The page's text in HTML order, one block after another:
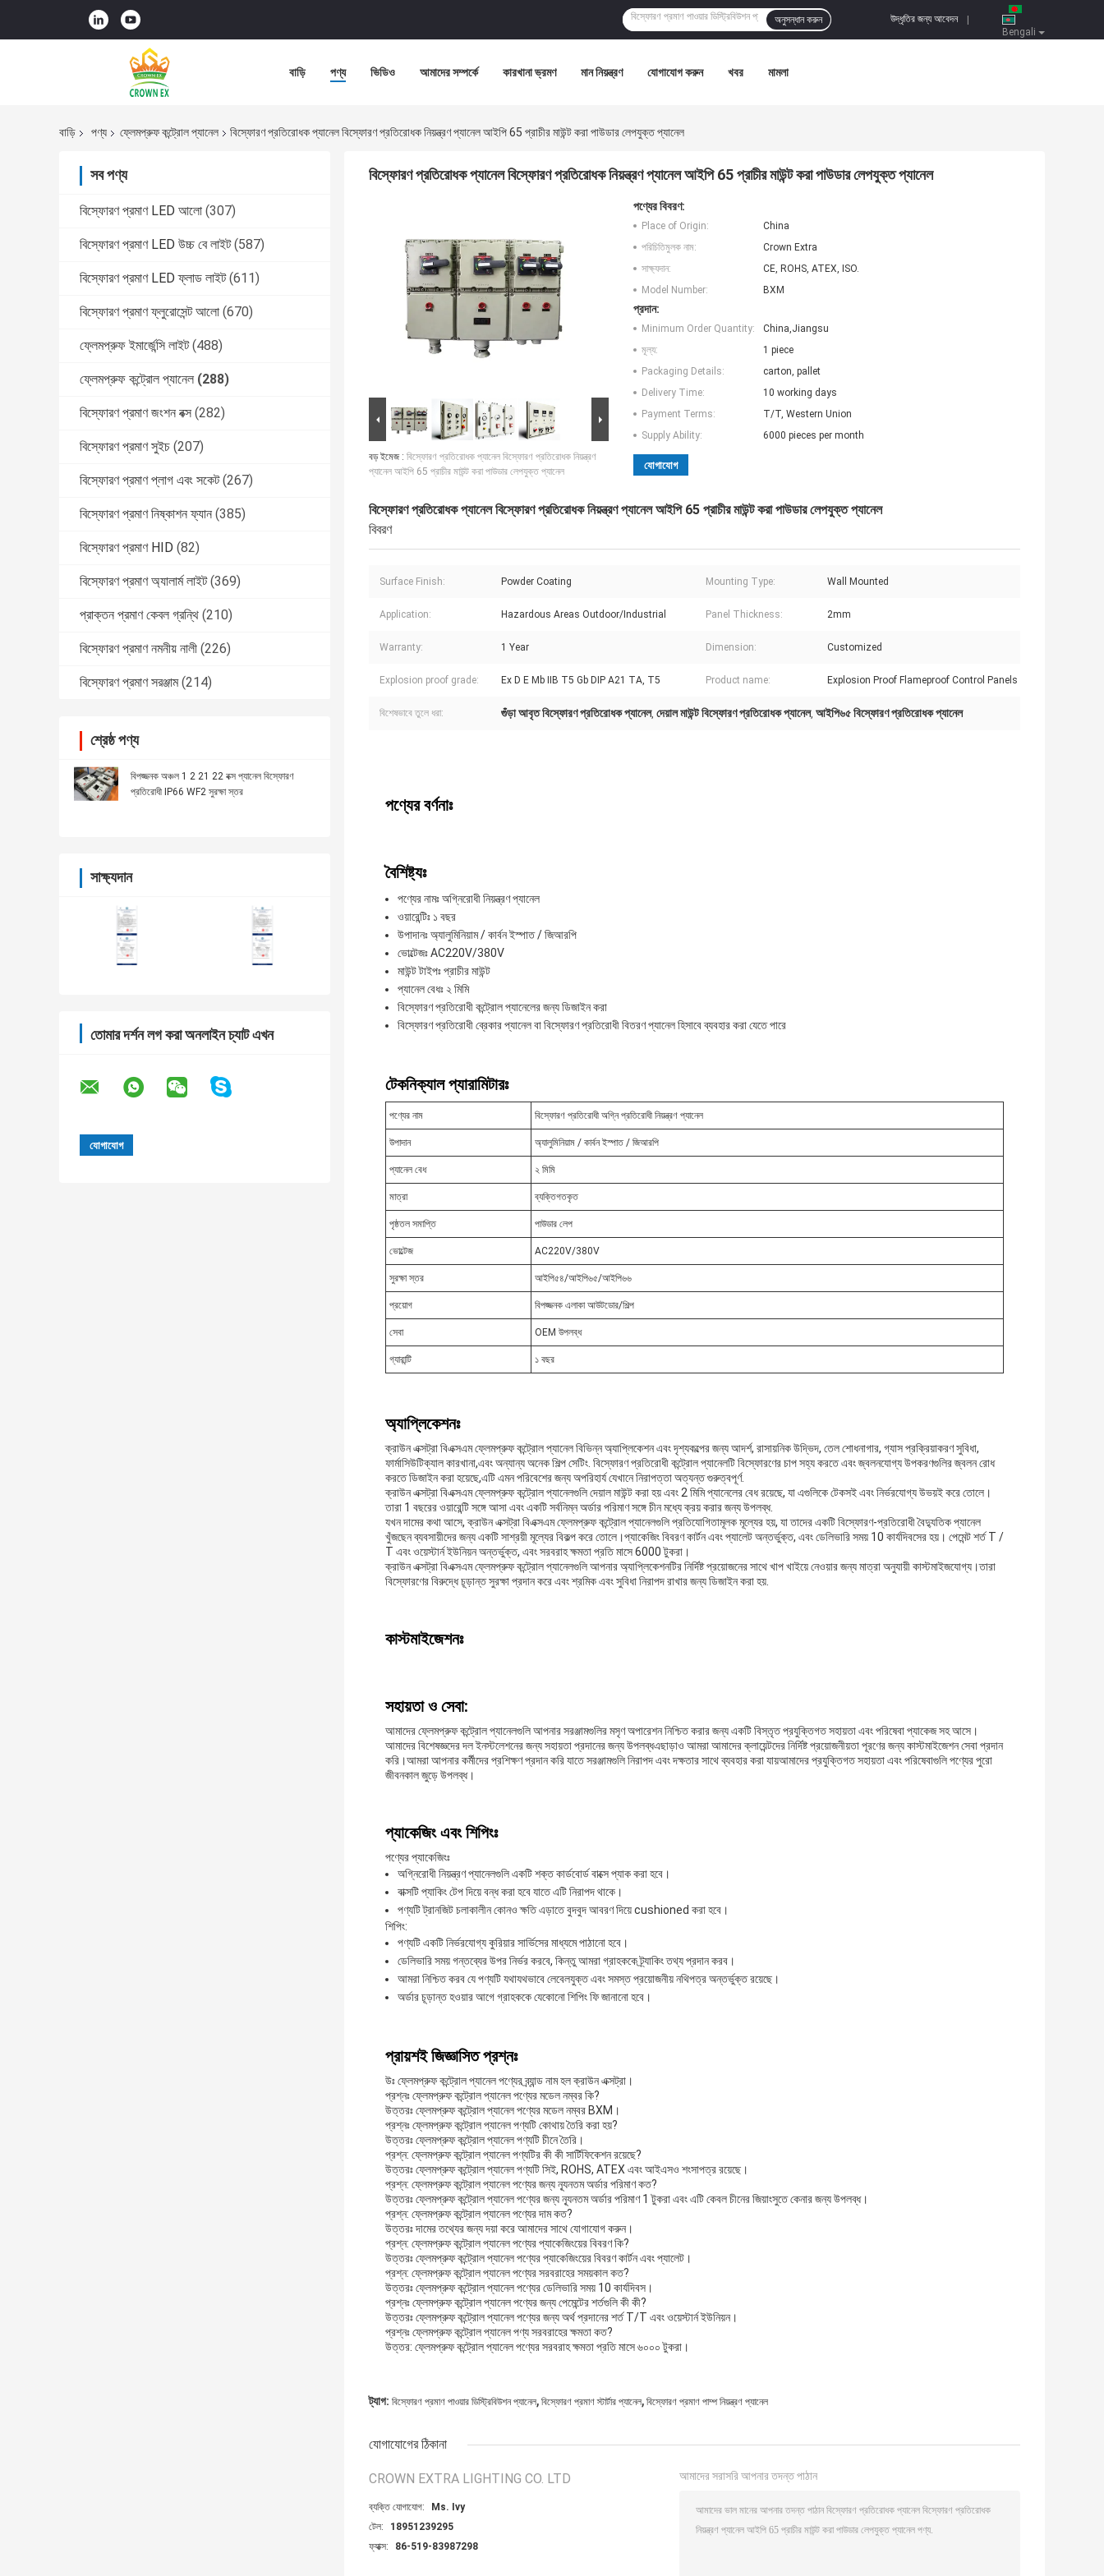
Bengali
উদ্ধৃতির জন্য আবেদন
অনুসন্ধান করুন
বাড়ি পণ্য ভিডিও আমাদের সম্পর্কে কারখানা ভ্রমণ মান নিয়ন্ত্রণ যোগাযোগ করুন খবর মামলা
বাড়ি পণ্য ফ্লেমপ্রুফ কন্ট্রোল প্যানেল বিস্ফোরণ প্রতিরোধক প্যানেল বিস্ফোরণ প্রতিরোধক নিয়ন্ত্রণ প্যানেল আইপি 65 প্রাচীর মাউন্ট করা পাউডার লেপযুক্ত প্যানেল
সব পণ্য
বিস্ফোরণ প্রমাণ LED আলো (307)
বিস্ফোরণ প্রমাণ LED উচ্চ বে লাইট (587)
বিস্ফোরণ প্রমাণ LED ফ্লাড লাইট (611)
বিস্ফোরণ প্রমাণ ফ্লুরোসেন্ট আলো (670)
ফ্লেমপ্রুফ ইমার্জেন্সি লাইট (488)
ফ্লেমপ্রুফ কন্ট্রোল প্যানেল (288)
বিস্ফোরণ প্রমাণ জংশন বক্স (282)
বিস্ফোরণ প্রমাণ সুইচ (207)
বিস্ফোরণ প্রমাণ প্লাগ এবং সকেট (267)
বিস্ফোরণ প্রমাণ নিষ্কাশন ফ্যান (385)
বিস্ফোরণ প্রমাণ HID (82)
বিস্ফোরণ প্রমাণ অ্যালার্ম লাইট (369)
প্রাক্তন প্রমাণ কেবল গ্রন্থি (210)
বিস্ফোরণ প্রমাণ নমনীয় নালী (226)
বিস্ফোরণ প্রমাণ সরঞ্জাম (214)
শ্রেষ্ঠ পণ্য
বিপজ্জনক অঞ্চল 1 2 21 22 বক্স প্যানেল বিস্ফোরণ
প্রতিরোধী IP66 WF2 সুরক্ষা স্তর
সাক্ষ্যদান
তোমার দর্শন লগ করা অনলাইন চ্যাট এখন
বিস্ফোরণ প্রতিরোধক প্যানেল বিস্ফোরণ প্রতিরোধক নিয়ন্ত্রণ প্যানেল আইপি 65 প্রাচীর মাউন্ট করা পাউডার লেপযুক্ত প্যানেল
বড় ইমেজ : বিস্ফোরণ প্রতিরোধক প্যানেল বিস্ফোরণ প্রতিরোধক নিয়ন্ত্রণ
প্যানেল আইপি 65 প্রাচীর মাউন্ট করা পাউডার লেপযুক্ত প্যানেল
পণ্যের বিবরণ:
Place of Origin:
China
পরিচিতিমুলক নাম:
Crown Extra
সাক্ষ্যদান:
CE, ROHS, ATEX, ISO.
Model Number:
BXM
প্রদান:
Minimum Order Quantity:
China,Jiangsu
মূল্য:
1 piece
Packaging Details:
carton, pallet
Delivery Time:
10 working days
Payment Terms:
T/T, Western Union
Supply Ability:
6000 pieces per month
যোগাযোগ
বিস্ফোরণ প্রতিরোধক প্যানেল বিস্ফোরণ প্রতিরোধক নিয়ন্ত্রণ প্যানেল আইপি 65 প্রাচীর মাউন্ট করা পাউডার লেপযুক্ত প্যানেল
বিবরণ
Surface Finish: Powder Coating Mounting Type: Wall Mounted
Application: Hazardous Areas Outdoor/Industrial Panel Thickness: 2mm
Warranty: 1 Year Dimension: Customized
Explosion proof grade: Ex D E Mb IIB T5 Gb DIP A21 TA, T5 Product name: Explosion Proof Flameproof Control Panels
বিশেষভাবে তুলে ধরা: গুঁড়া আবৃত বিস্ফোরণ প্রতিরোধক প্যানেল, দেয়াল মাউন্ট বিস্ফোরণ প্রতিরোধক প্যানেল, আইপি৬৫ বিস্ফোরণ প্রতিরোধক প্যানেল
পণ্যের বর্ণনাঃ
বৈশিষ্ট্যঃ
পণ্যের নামঃ অগ্নিরোধী নিয়ন্ত্রণ প্যানেল
ওয়ারেন্টিঃ ১ বছর
উপাদানঃ অ্যালুমিনিয়াম / কার্বন ইস্পাত / জিআরপি
ভোল্টেজঃ AC220V/380V
মাউন্ট টাইপঃ প্রাচীর মাউন্ট
প্যানেল বেধঃ ২ মিমি
বিস্ফোরণ প্রতিরোধী কন্ট্রোল প্যানেলের জন্য ডিজাইন করা
বিস্ফোরণ প্রতিরোধী ব্রেকার প্যানেল বা বিস্ফোরণ প্রতিরোধী বিতরণ প্যানেল হিসাবে ব্যবহার করা যেতে পারে
টেকনিক্যাল প্যারামিটারঃ
পণ্যের নাম বিস্ফোরণ প্রতিরোধী অগ্নি প্রতিরোধী নিয়ন্ত্রণ প্যানেল
উপাদান অ্যালুমিনিয়াম / কার্বন ইস্পাত / জিআরপি
প্যানেল বেধ ২ মিমি
মাত্রা ব্যক্তিগতকৃত
পৃষ্ঠতল সমাপ্তি পাউডার লেপ
ভোল্টেজ AC220V/380V
সুরক্ষা স্তর আইপি৫৪/আইপি৬৫/আইপি৬৬
প্রয়োগ বিপজ্জনক এলাকা আউটডোর/শিল্প
সেবা OEM উপলব্ধ
গ্যারান্টি ১ বছর
অ্যাপ্লিকেশনঃ
ক্রাউন এক্সট্রা বিএক্সএম ফ্লেমপ্রুফ কন্ট্রোল প্যানেল বিভিন্ন অ্যাপ্লিকেশন এবং দৃশ্যকল্পের জন্য আদর্শ, রাসায়নিক উদ্ভিদ, তেল শোধনাগার, গ্যাস প্রক্রিয়াকরণ সুবিধা,
ফার্মাসিউটিক্যাল কারখানা,এবং অন্যান্য অনেক শিল্প সেটিং. বিস্ফোরণ প্রতিরোধী কন্ট্রোল প্যানেলটি বিস্ফোরণের চাপ সহ্য করতে এবং জ্বলনযোগ্য উপকরণগুলির জ্বলন রোধ
করতে ডিজাইন করা হয়েছে,এটি এমন পরিবেশের জন্য অপরিহার্য যেখানে নিরাপত্তা অত্যন্ত গুরুত্বপূর্ণ.
ক্রাউন এক্সট্রা বিএক্সএম ফ্লেমপ্রুফ কন্ট্রোল প্যানেলগুলি দেয়াল মাউন্ট করা হয় এবং 2 মিমি প্যানেলের বেধ রয়েছে, যা এগুলিকে টেকসই এবং নির্ভরযোগ্য উভয়ই করে তোলে।
তারা 1 বছরের ওয়ারেন্টি সঙ্গে আসা এবং একটি সর্বনিম্ন অর্ডার পরিমাণ সঙ্গে চীন মধ্যে ক্রয় করার জন্য উপলব্ধ.
যখন দামের কথা আসে, ক্রাউন এক্সট্রা বিএক্সএম ফ্লেমপ্রুফ কন্ট্রোল প্যানেলগুলি প্রতিযোগিতামূলক মূল্যের হয়, যা তাদের একটি বিস্ফোরণ-প্রতিরোধী বৈদ্যুতিক প্যানেল
খুঁজছেন ব্যবসায়ীদের জন্য একটি সাশ্রয়ী মূল্যের বিকল্প করে তোলে।প্যাকেজিং বিবরণ কার্টন এবং প্যালেট অন্তর্ভুক্ত, এবং ডেলিভারি সময় 10 কার্যদিবসের হয়। পেমেন্ট শর্ত T /
T এবং ওয়েস্টার্ন ইউনিয়ন অন্তর্ভুক্ত, এবং সরবরাহ ক্ষমতা প্রতি মাসে 6000 টুকরা।
ক্রাউন এক্সট্রা বিএক্সএম ফ্লেমপ্রুফ কন্ট্রোল প্যানেলগুলি আপনার অ্যাপ্লিকেশনটির নির্দিষ্ট প্রয়োজনের সাথে খাপ খাইয়ে নেওয়ার জন্য মাত্রা অনুযায়ী কাস্টমাইজযোগ্য।তারা
বিস্ফোরণের বিরুদ্ধে চূড়ান্ত সুরক্ষা প্রদান করে এবং শ্রমিক এবং সুবিধা নিরাপদ রাখার জন্য ডিজাইন করা হয়.
কাস্টমাইজেশনঃ
সহায়তা ও সেবা:
আমাদের ফ্লেমপ্রুফ কন্ট্রোল প্যানেলগুলি আপনার সরঞ্জামগুলির মসৃণ অপারেশন নিশ্চিত করার জন্য একটি বিস্তৃত প্রযুক্তিগত সহায়তা এবং পরিষেবা প্যাকেজ সহ আসে।
আমাদের বিশেষজ্ঞদের দল ইনস্টলেশনের জন্য সহায়তা প্রদানের জন্য উপলব্ধএছাড়াও আমরা আমাদের ক্লায়েন্টদের নির্দিষ্ট প্রয়োজনীয়তা পূরণের জন্য কাস্টমাইজেশন সেবা প্রদান
করি।আমরা আপনার কর্মীদের প্রশিক্ষণ প্রদান করি যাতে সরঞ্জামগুলি নিরাপদ এবং দক্ষতার সাথে ব্যবহার করা যায়আমাদের প্রযুক্তিগত সহায়তা এবং পরিষেবাগুলি পণ্যের পুরো
জীবনকাল জুড়ে উপলব্ধ।
প্যাকেজিং এবং শিপিংঃ
পণ্যের প্যাকেজিংঃ
অগ্নিরোধী নিয়ন্ত্রণ প্যানেলগুলি একটি শক্ত কার্ডবোর্ড বাক্সে প্যাক করা হবে।
বাক্সটি প্যাকিং টেপ দিয়ে বন্ধ করা হবে যাতে এটি নিরাপদ থাকে।
পণ্যটি ট্রানজিট চলাকালীন কোনও ক্ষতি এড়াতে বুদবুদ আবরণ দিয়ে cushioned করা হবে।
শিপিং:
পণ্যটি একটি নির্ভরযোগ্য কুরিয়ার সার্ভিসের মাধ্যমে পাঠানো হবে।
ডেলিভারি সময় গন্তব্যের উপর নির্ভর করবে, কিন্তু আমরা গ্রাহককে ট্র্যাকিং তথ্য প্রদান করব।
আমরা নিশ্চিত করব যে পণ্যটি যথাযথভাবে লেবেলযুক্ত এবং সমস্ত প্রয়োজনীয় নথিপত্র অন্তর্ভুক্ত রয়েছে।
অর্ডার চূড়ান্ত হওয়ার আগে গ্রাহককে যেকোনো শিপিং ফি জানানো হবে।
প্রায়শই জিজ্ঞাসিত প্রশ্নঃ
উঃ ফ্লেমপ্রুফ কন্ট্রোল প্যানেল পণ্যের ব্র্যান্ড নাম হল ক্রাউন এক্সট্রা।
প্রশ্নঃ ফ্লেমপ্রুফ কন্ট্রোল প্যানেল পণ্যের মডেল নম্বর কি?
উত্তরঃ ফ্লেমপ্রুফ কন্ট্রোল প্যানেল পণ্যের মডেল নম্বর BXM।
প্রশ্নঃ ফ্লেমপ্রুফ কন্ট্রোল প্যানেল পণ্যটি কোথায় তৈরি করা হয়?
উত্তরঃ ফ্লেমপ্রুফ কন্ট্রোল প্যানেল পণ্যটি চীনে তৈরি।
প্রশ্ন: ফ্লেমপ্রুফ কন্ট্রোল প্যানেল পণ্যটির কী কী সার্টিফিকেশন রয়েছে?
উত্তরঃ ফ্লেমপ্রুফ কন্ট্রোল প্যানেল পণ্যটি সিই, ROHS, ATEX এবং আইএসও শংসাপত্র রয়েছে।
প্রশ্ন: ফ্লেমপ্রুফ কন্ট্রোল প্যানেল পণ্যের জন্য ন্যূনতম অর্ডার পরিমাণ কত?
উত্তরঃ ফ্লেমপ্রুফ কন্ট্রোল প্যানেল পণ্যের জন্য ন্যূনতম অর্ডার পরিমাণ 1 টুকরা এবং এটি কেবল চীনের জিয়াংসুতে কেনার জন্য উপলব্ধ।
প্রশ্ন: ফ্লেমপ্রুফ কন্ট্রোল প্যানেল পণ্যের দাম কত?
উত্তরঃ দামের তথ্যের জন্য দয়া করে আমাদের সাথে যোগাযোগ করুন।
প্রশ্ন: ফ্লেমপ্রুফ কন্ট্রোল প্যানেল পণ্যের প্যাকেজিংয়ের বিবরণ কি?
উত্তরঃ ফ্লেমপ্রুফ কন্ট্রোল প্যানেল পণ্যের প্যাকেজিংয়ের বিবরণ কার্টন এবং প্যালেট।
প্রশ্ন: ফ্লেমপ্রুফ কন্ট্রোল প্যানেল পণ্যের সরবরাহের সময়কাল কত?
উত্তরঃ ফ্লেমপ্রুফ কন্ট্রোল প্যানেল পণ্যের ডেলিভারি সময় 10 কার্যদিবস।
প্রশ্নঃ ফ্লেমপ্রুফ কন্ট্রোল প্যানেল পণ্যের জন্য পেমেন্টের শর্তগুলি কী কী?
উত্তরঃ ফ্লেমপ্রুফ কন্ট্রোল প্যানেল পণ্যের জন্য অর্থ প্রদানের শর্ত T/T এবং ওয়েস্টার্ন ইউনিয়ন।
প্রশ্নঃ ফ্লেমপ্রুফ কন্ট্রোল প্যানেল পণ্য সরবরাহের ক্ষমতা কত?
উত্তর: ফ্লেমপ্রুফ কন্ট্রোল প্যানেল পণ্যের সরবরাহ ক্ষমতা প্রতি মাসে ৬০০০ টুকরা।
ট্যাগ: বিস্ফোরণ প্রমাণ পাওয়ার ডিস্ট্রিবিউশন প্যানেল, বিস্ফোরণ প্রমাণ স্টার্টার প্যানেল, বিস্ফোরণ প্রমাণ পাম্প নিয়ন্ত্রণ প্যানেল
যোগাযোগের ঠিকানা
CROWN EXTRA LIGHTING CO. LTD
ব্যক্তি যোগাযোগ:
Ms. Ivy
টেল:
18951239295
ফ্যাক্স:
86-519-83987298
আমাদের সরাসরি আপনার তদন্ত পাঠান